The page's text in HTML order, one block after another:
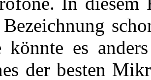
könnte es
der besten